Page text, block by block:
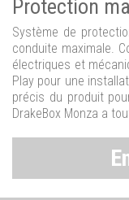
Protection
Système de
conduite maximale.
électriques et
Play pour une
précis du produit
DrakeBox Monza a